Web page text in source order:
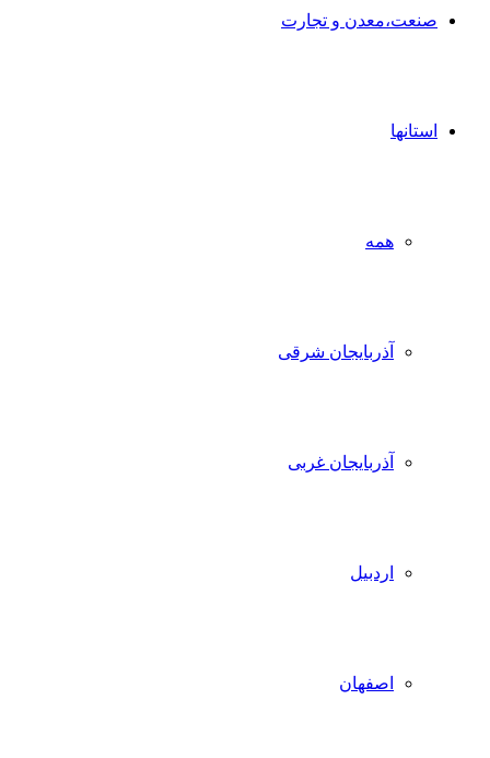
صنعت،معدن و تجارت
استانها
همه
آذربایجان شرقی
آذربایجان غربی
اردبیل
اصفهان